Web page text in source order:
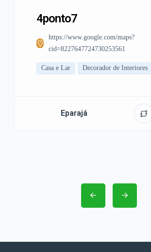
4ponto7
https://www.google.com/maps?
cid=8227647724730253561
Casa e Lar Decorador de Interiores
Eparajá